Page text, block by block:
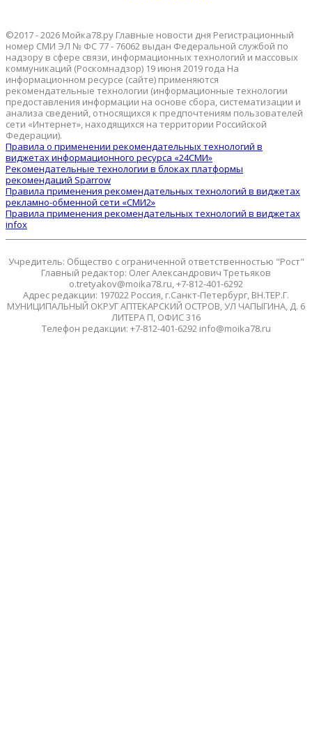
©2017 - 2026 Мойка78.ру Главные новости дня Регистрационный
номер СМИ ЭЛ № ФС 77 - 76062 выдан Федеральной службой по
надзору в сфере связи, информационных технологий и массовых
коммуникаций (Роскомнадзор) 19 июня 2019 года На
информационном ресурсе (сайте) применяются
рекомендательные технологии (информационные технологии
предоставления информации на основе сбора, систематизации и
анализа сведений, относящихся к предпочтениям пользователей
сети «Интернет», находящихся на территории Российской
Федерации).
Правила о применении рекомендательных технологий в
виджетах информационного ресурса «24СМИ»
Рекомендательные технологии в блоках платформы
рекомендаций Sparrow
Правила применения рекомендательных технологий в виджетах
рекламно-обменной сети «СМИ2»
Правила применения рекомендательных технологий в виджетах
infox
Учредитель: Общество с ограниченной ответственностью "Рост"
Главный редактор: Олег Александрович Третьяков
o.tretyakov@moika78.ru, +7-812-401-6292
Адрес редакции: 197022 Россия, г.Санкт-Петербург, ВН.ТЕР.Г.
МУНИЦИПАЛЬНЫЙ ОКРУГ АПТЕКАРСКИЙ ОСТРОВ, УЛ ЧАПЫГИНА, Д. 6
ЛИТЕРА П, ОФИС 316
Телефон редакции: +7-812-401-6292 info@moika78.ru